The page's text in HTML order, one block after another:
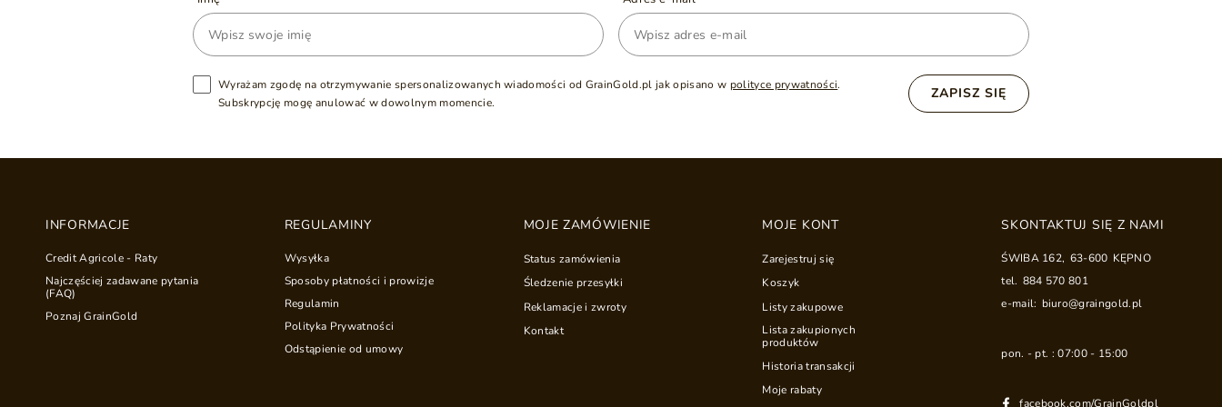
Wyrażam zgodę na otrzymywanie spersonalizowanych wiadomości od GrainGold.pl jak opisano w polityce prywatności.
Subskrypcję mogę anulować w dowolnym momencie.
ZAPISZ SIĘ
INFORMACJE
Credit Agricole - Raty
Najczęściej zadawane pytania
(FAQ)
Poznaj GrainGold
REGULAMINY
Wysyłka
Sposoby płatności i prowizje
Regulamin
Polityka Prywatności
Odstąpienie od umowy
MOJE ZAMÓWIENIE
Status zamówienia
Śledzenie przesyłki
Reklamacje i zwroty
Kontakt
MOJE KONT
Zarejestruj się
Koszyk
Listy zakupowe
Lista zakupionych
produktów
Historia transakcji
Moje rabaty
SKONTAKTUJ SIĘ Z NAMI
ŚWIBA 162, 63-600 KĘPNO
tel. 884 570 801
e-mail: biuro@graingold.pl
pon. - pt. : 07:00 - 15:00
facebook.com/GrainGoldpl